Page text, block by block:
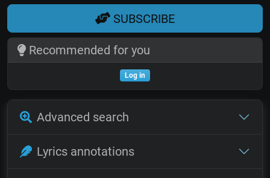
SUBSCRIBE
Recommended for you
Log in
Advanced search
Lyrics annotations